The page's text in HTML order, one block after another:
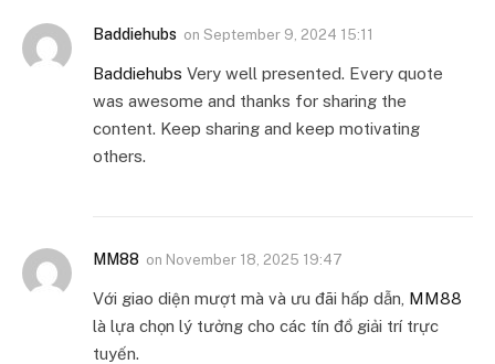
Baddiehubs on September 9, 2024 15:11
Baddiehubs Very well presented. Every quote
was awesome and thanks for sharing the
content. Keep sharing and keep motivating
others.
MM88 on November 18, 2025 19:47
Với giao diện mượt mà và ưu đãi hấp dẫn, MM88
là lựa chọn lý tưởng cho các tín đồ giải trí trực
tuyến.